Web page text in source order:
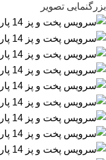
بزرگنمایی تصویر